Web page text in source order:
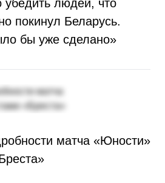
людей, что
покинул Беларусь.
бы уже сделано»
матча «Юности»